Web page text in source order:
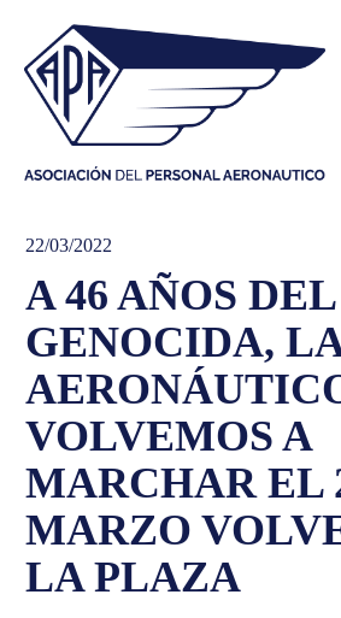
22/03/2022
A 46 AÑOS
GENOCIDA,
VOLVEMOS A
MARCHAR EL
MARZO
LA PLAZA